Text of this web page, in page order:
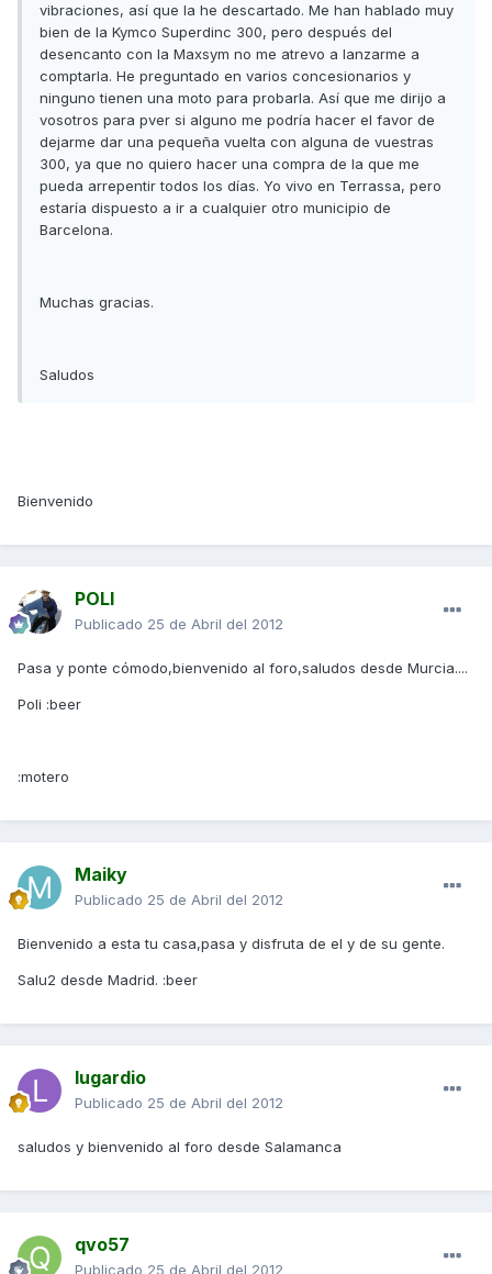
vibraciones, así que la he descartado. Me han hablado muy
bien de la Kymco Superdinc 300, pero después del
desencanto con la Maxsym no me atrevo a lanzarme a
comptarla. He preguntado en varios concesionarios y
ninguno tienen una moto para probarla. Así que me dirijo a
vosotros para pver si alguno me podría hacer el favor de
dejarme dar una pequeña vuelta con alguna de vuestras
300, ya que no quiero hacer una compra de la que me
pueda arrepentir todos los días. Yo vivo en Terrassa, pero
estaría dispuesto a ir a cualquier otro municipio de
Barcelona.
Muchas gracias.
Saludos
Bienvenido
POLI
Publicado 25 de Abril del 2012
Pasa y ponte cómodo,bienvenido al foro,saludos desde Murcia....
Poli :beer
:motero
Maiky
Publicado 25 de Abril del 2012
Bienvenido a esta tu casa,pasa y disfruta de el y de su gente.
Salu2 desde Madrid. :beer
lugardio
Publicado 25 de Abril del 2012
saludos y bienvenido al foro desde Salamanca
qvo57
Publicado 25 de Abril del 2012